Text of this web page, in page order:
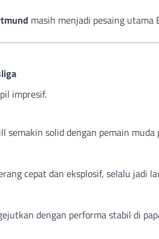
masih menjadi pesaing utama
impresif.
semakin solid dengan pemain muda
cepat dan eksplosif, selalu jadi
dengan performa stabil di